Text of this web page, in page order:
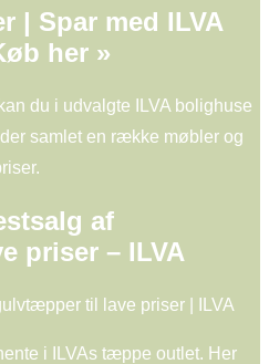
| Spar med ILVA
her »
du i udvalgte ILVA bolighuse
samlet en række møbler og
af
priser – ILVA
til lave priser | ILVA
i ILVAs tæppe outlet. Her